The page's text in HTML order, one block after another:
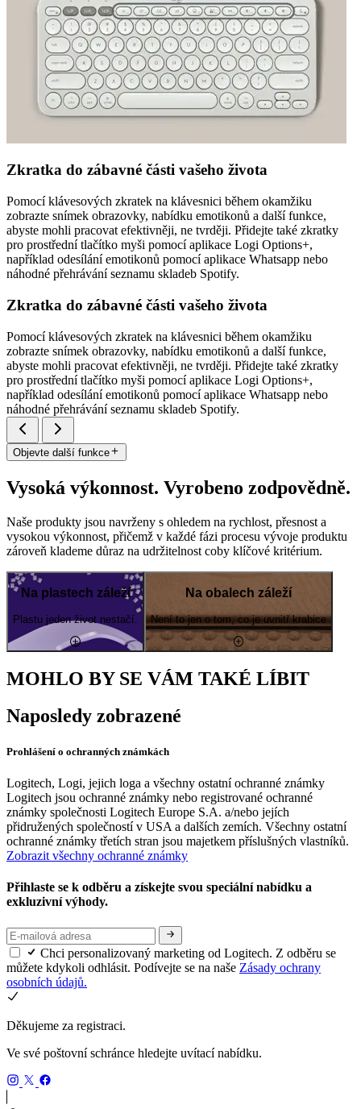
Zkratka do zábavné části vašeho života
Pomocí klávesových zkratek na klávesnici během okamžiku
zobrazte snímek obrazovky, nabídku emotikonů a další funkce,
abyste mohli pracovat efektivněji, ne tvrději. Přidejte také zkratky
pro prostřední tlačítko myši pomocí aplikace Logi Options+,
například odesílání emotikonů pomocí aplikace Whatsapp nebo
náhodné přehrávání seznamu skladeb Spotify.
Zkratka do zábavné části vašeho života
Pomocí klávesových zkratek na klávesnici během okamžiku
zobrazte snímek obrazovky, nabídku emotikonů a další funkce,
abyste mohli pracovat efektivněji, ne tvrději. Přidejte také zkratky
pro prostřední tlačítko myši pomocí aplikace Logi Options+,
například odesílání emotikonů pomocí aplikace Whatsapp nebo
náhodné přehrávání seznamu skladeb Spotify.
Objevte další funkce
Vysoká výkonnost. Vyrobeno zodpovědně.
Naše produkty jsou navrženy s ohledem na rychlost, přesnost a
vysokou výkonnost, přičemž v každé fázi procesu vývoje produktu
zároveň klademe důraz na udržitelnost coby klíčové kritérium.
Na plastech záleží
Plastu jeden život nestačí.
Na obalech záleží
Není to jen o tom, co je uvnitř krabice
MOHLO BY SE VÁM TAKÉ LÍBIT
Naposledy zobrazené
Prohlášení o ochranných známkách
Logitech, Logi, jejich loga a všechny ostatní ochranné známky
Logitech jsou ochranné známky nebo registrované ochranné
známky společnosti Logitech Europe S.A. a/nebo jejích
přidružených společností v USA a dalších zemích. Všechny ostatní
ochranné známky třetích stran jsou majetkem příslušných vlastníků.
Zobrazit všechny ochranné známky
Přihlaste se k odběru a získejte svou speciální nabídku a
exkluzivní výhody.
Chci personalizovaný marketing od Logitech. Z odběru se
můžete kdykoli odhlásit. Podívejte se na naše Zásady ochrany
osobních údajů.
Děkujeme za registraci.
Ve své poštovní schránce hledejte uvítací nabídku.